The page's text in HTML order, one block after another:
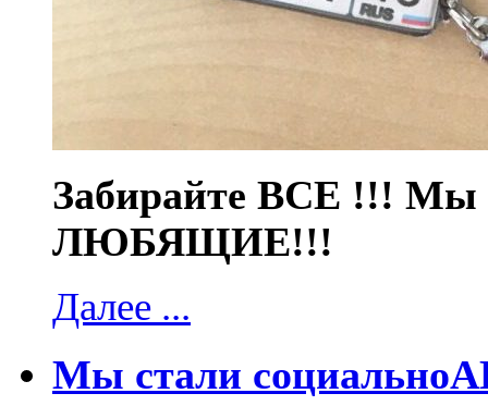
Забирайте ВСЕ !!!
ЛЮБЯЩИЕ!!!
Далее ...
Мы стали